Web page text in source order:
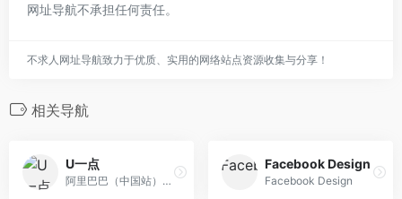
网址导航不承担任何责任。
不求人网址导航致力于优质、实用的网络站点资源收集与分享！
相关导航
U一点
阿里巴巴（中国站）用户体验设计部博客U一点设计 UED团队
Facebook Design
Facebook Design